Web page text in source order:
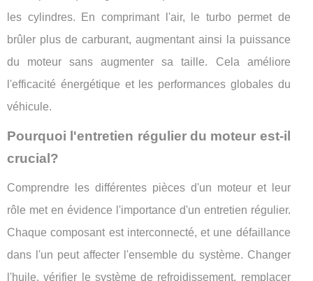
les cylindres. En comprimant l'air, le turbo permet de
brûler plus de carburant, augmentant ainsi la puissance
du moteur sans augmenter sa taille. Cela améliore
l'efficacité énergétique et les performances globales du
véhicule.
Pourquoi l'entretien régulier du moteur est-il
crucial?
Comprendre les différentes pièces d'un moteur et leur
rôle met en évidence l'importance d'un entretien régulier.
Chaque composant est interconnecté, et une défaillance
dans l'un peut affecter l'ensemble du système. Changer
l'huile, vérifier le système de refroidissement, remplacer